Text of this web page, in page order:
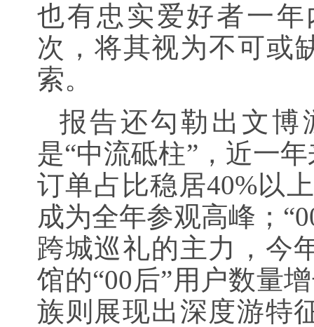
也有忠实爱好者一
次，将其视为不可或
索。
报告还勾勒出文博
是“中流砥柱”，近一
订单占比稳居40%以
成为全年参观高峰；
跨城巡礼的主力，今
馆的“00后”用户数量
族则展现出深度游特